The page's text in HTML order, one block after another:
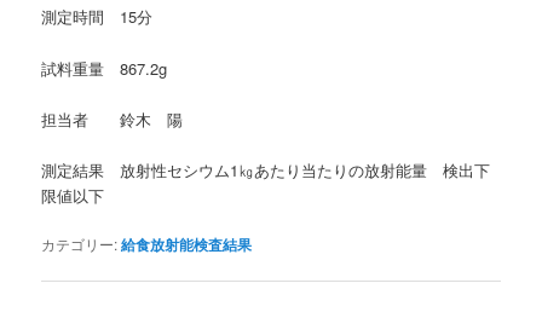
測定時間 15分
試料重量 867.2g
担当者 鈴木 陽
測定結果 放射性セシウム1㎏あたり当たりの放射能量 検出下
限値以下
カテゴリー:給食放射能検査結果